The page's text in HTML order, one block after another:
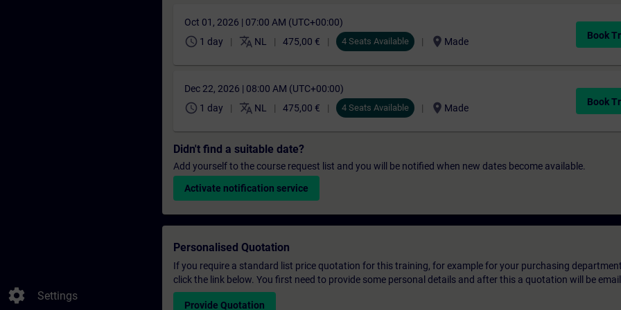
settings Settings
Oct 01, 2026 | 07:00 AM (UTC+00:00)
schedule 1 day translate NL 475,00 € 4 Seats Available location_on Made
Book
Dec 22, 2026 | 08:00 AM (UTC+00:00)
schedule 1 day translate NL 475,00 € 4 Seats Available location_on Made
Book
Didn't find a suitable date?
Add yourself to the course request list and you will be notified when new dates become available.
Activate notification service
Personalised Quotation
If you require a standard list price quotation for this training, for example for your purchasing
click the link below. You first need to provide some personal details and after this a quotation will be
Provide Quotation